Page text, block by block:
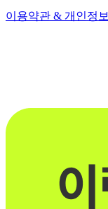
이용약관 & 개인정